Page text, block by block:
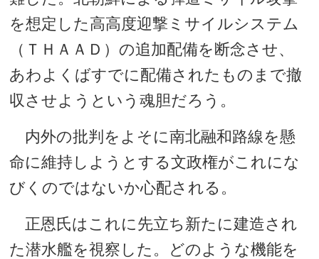
を想定した高高度迎撃ミサイルシステム
（ＴＨＡＡＤ）の追加配備を断念させ、
あわよくばすでに配備されたものまで撤
収させようという魂胆だろう。
内外の批判をよそに南北融和路線を懸
命に維持しようとする文政権がこれにな
びくのではないか心配される。
正恩氏はこれに先立ち新たに建造され
た潜水艦を視察した。どのような機能を